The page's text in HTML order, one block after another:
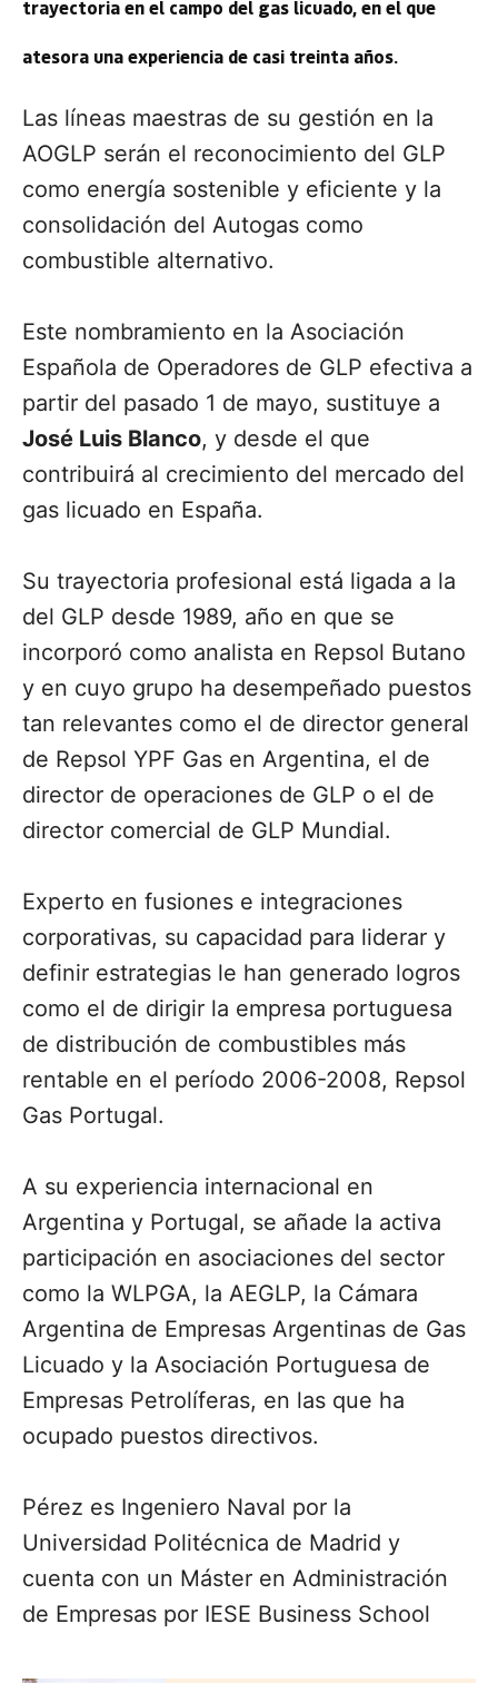
trayectoria en el campo del gas licuado, en el que
atesora una experiencia de casi treinta años.
Las líneas maestras de su gestión en la
AOGLP serán el reconocimiento del GLP
como energía sostenible y eficiente y la
consolidación del Autogas como
combustible alternativo.
Este nombramiento en la Asociación
Española de Operadores de GLP efectiva a
partir del pasado 1 de mayo, sustituye a
José Luis Blanco, y desde el que
contribuirá al crecimiento del mercado del
gas licuado en España.
Su trayectoria profesional está ligada a la
del GLP desde 1989, año en que se
incorporó como analista en Repsol Butano
y en cuyo grupo ha desempeñado puestos
tan relevantes como el de director general
de Repsol YPF Gas en Argentina, el de
director de operaciones de GLP o el de
director comercial de GLP Mundial.
Experto en fusiones e integraciones
corporativas, su capacidad para liderar y
definir estrategias le han generado logros
como el de dirigir la empresa portuguesa
de distribución de combustibles más
rentable en el período 2006-2008, Repsol
Gas Portugal.
A su experiencia internacional en
Argentina y Portugal, se añade la activa
participación en asociaciones del sector
como la WLPGA, la AEGLP, la Cámara
Argentina de Empresas Argentinas de Gas
Licuado y la Asociación Portuguesa de
Empresas Petrolíferas, en las que ha
ocupado puestos directivos.
Pérez es Ingeniero Naval por la
Universidad Politécnica de Madrid y
cuenta con un Máster en Administración
de Empresas por IESE Business School